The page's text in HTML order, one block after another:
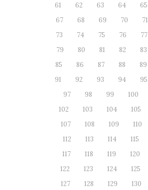
61
62 63 64 65
67
68 69 70 71
73
74 75 76 77
79
80 81 82 83
85
86 87 88 89
91
92 93 94 95
97
98 99 100
102
103 104 105
107
108 109 110
112
113 114 115
117
118 119 120
122
123 124 125
127
128 129 130